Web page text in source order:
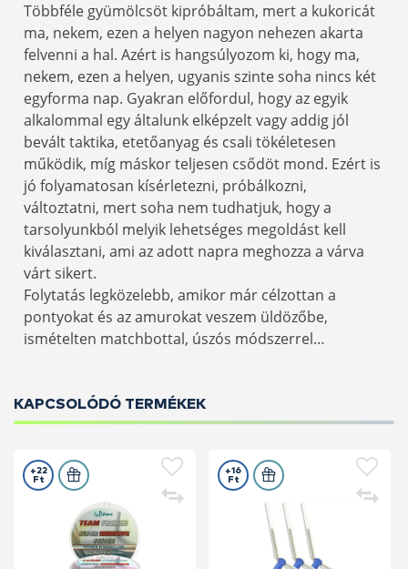
Többféle gyümölcsöt kipróbáltam, mert a kukoricát
ma, nekem, ezen a helyen nagyon nehezen akarta
felvenni a hal. Azért is hangsúlyozom ki, hogy ma,
nekem, ezen a helyen, ugyanis szinte soha nincs két
egyforma nap. Gyakran előfordul, hogy az egyik
alkalommal egy általunk elképzelt vagy addig jól
bevált taktika, etetőanyag és csali tökéletesen
működik, míg máskor teljesen csődöt mond. Ezért is
jó folyamatosan kísérletezni, próbálkozni,
változtatni, mert soha nem tudhatjuk, hogy a
tarsolyunkból melyik lehetséges megoldást kell
kiválasztani, ami az adott napra meghozza a várva
várt sikert.
Folytatás legközelebb, amikor már célzottan a
pontyokat és az amurokat veszem üldözőbe,
ismételten matchbottal, úszós módszerrel…
KAPCSOLÓDÓ TERMÉKEK
+22
Ft
+16
Ft